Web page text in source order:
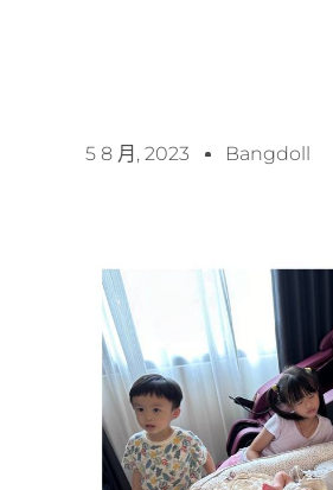
5 8 月, 2023 Bangdoll